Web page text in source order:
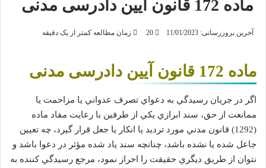
ماده 172 قانون آیین دادرسی مدنی
آخرین بروزرسانی: 11/01/2023 20 زمان مطالعه کمتر از یک دقیقه
ماده 172 قانون آیین دادرسی مدنی
اگر در جريان رسيدگي به دعواي تصرف عدواني يا مزاحمت يا
ممانعت از حق، سند ابرازي يكي از طرفين با رعايت مفاد ماده
(1292)‌ قانون مدني مورد ترديد يا انكار يا جعل قرار گيرد، چه تعيين
جاعل شده يا نشده باشد، چنانچه سند ياد شده مؤثر در دعوا باشد و
نتوان از طريق ديگري‌ حقيقت را احراز نمود، مرجع رسيدگي‌ كننده به